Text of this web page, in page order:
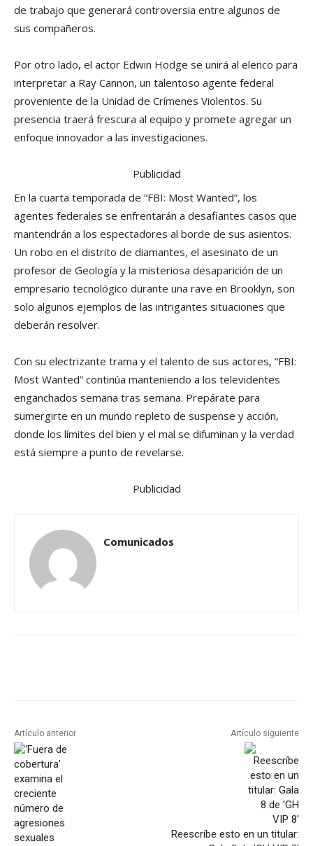
de trabajo que generará controversia entre algunos de
sus compañeros.
Por otro lado, el actor Edwin Hodge se unirá al elenco para
interpretar a Ray Cannon, un talentoso agente federal
proveniente de la Unidad de Crímenes Violentos. Su
presencia traerá frescura al equipo y promete agregar un
enfoque innovador a las investigaciones.
Publicidad
En la cuarta temporada de “FBI: Most Wanted”, los
agentes federales se enfrentarán a desafiantes casos que
mantendrán a los espectadores al borde de sus asientos.
Un robo en el distrito de diamantes, el asesinato de un
profesor de Geología y la misteriosa desaparición de un
empresario tecnológico durante una rave en Brooklyn, son
solo algunos ejemplos de las intrigantes situaciones que
deberán resolver.
Con su electrizante trama y el talento de sus actores, “FBI:
Most Wanted” continúa manteniendo a los televidentes
enganchados semana tras semana. Prepárate para
sumergirte en un mundo repleto de suspense y acción,
donde los límites del bien y el mal se difuminan y la verdad
está siempre a punto de revelarse.
Publicidad
Comunicados
Artículo anterior Artículo siguiente
Reescríbe esto en un titular: